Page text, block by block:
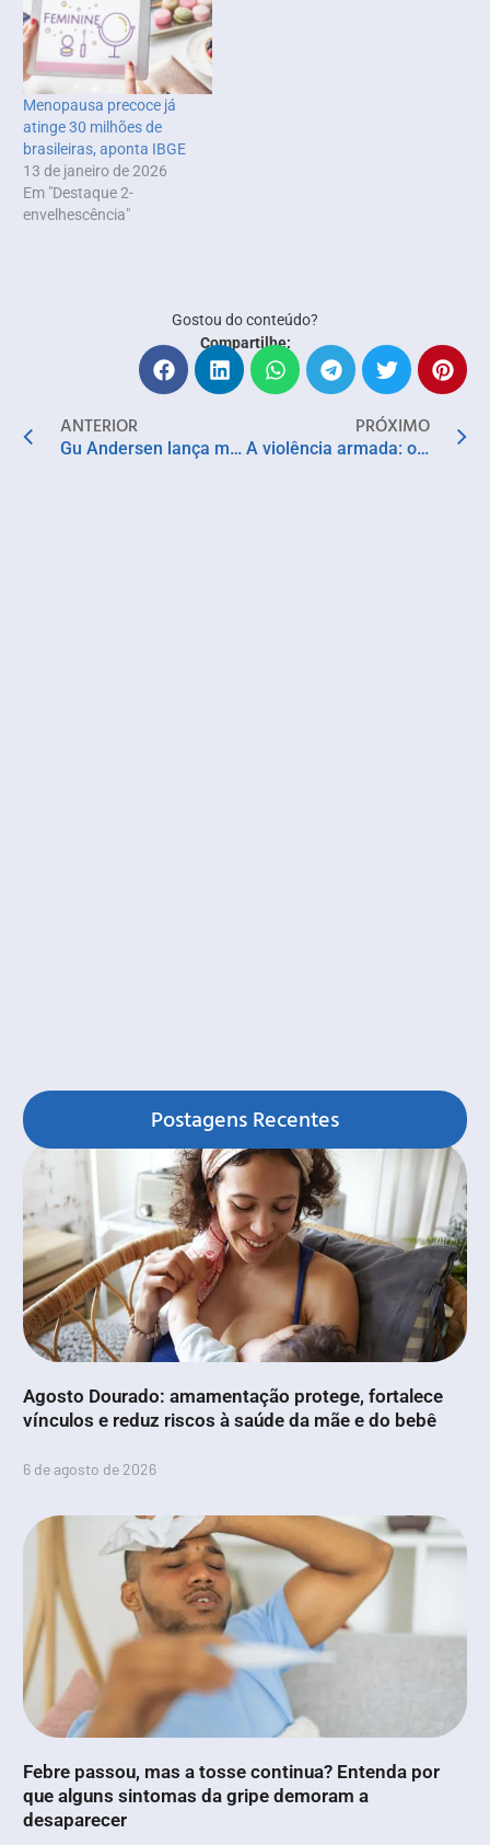
Menopausa precoce já
atinge 30 milhões de
brasileiras, aponta IBGE
13 de janeiro de 2026
Em "Destaque 2-
envelhescência"
Gostou do conteúdo?
Compartilhe:
ANTERIOR
Gu Andersen lança mensagem de paz e harmonia com “As Minhas Armas São Flores”
PRÓXIMO
A violência armada: os dados de uma pandemia global que tem no Brasil e nos EUA seus piores cenários
Postagens Recentes
Agosto Dourado: amamentação protege, fortalece
vínculos e reduz riscos à saúde da mãe e do bebê
6 de agosto de 2026
Febre passou, mas a tosse continua? Entenda por
que alguns sintomas da gripe demoram a
desaparecer